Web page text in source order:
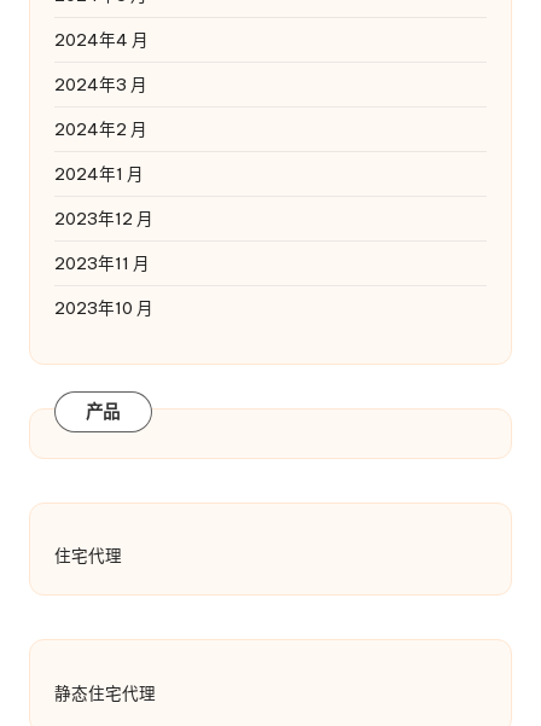
2024年4 月
2024年3 月
2024年2 月
2024年1 月
2023年12 月
2023年11 月
2023年10 月
产品
住宅代理
静态住宅代理